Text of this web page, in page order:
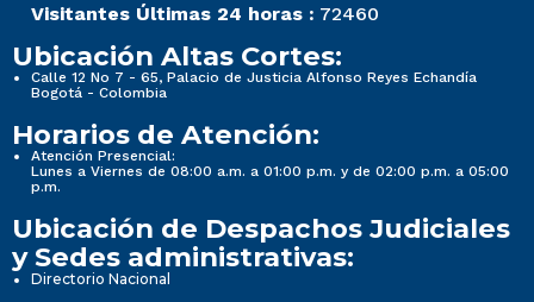
Visitantes Últimas 24 horas : 72460
Ubicación Altas Cortes:
Calle 12 No 7 - 65, Palacio de Justicia Alfonso Reyes Echandía
Bogotá - Colombia
Horarios de Atención:
Atención Presencial:
Lunes a Viernes de 08:00 a.m. a 01:00 p.m. y de 02:00 p.m. a 05:00
p.m.
Ubicación de Despachos Judiciales
y Sedes administrativas:
Directorio Nacional